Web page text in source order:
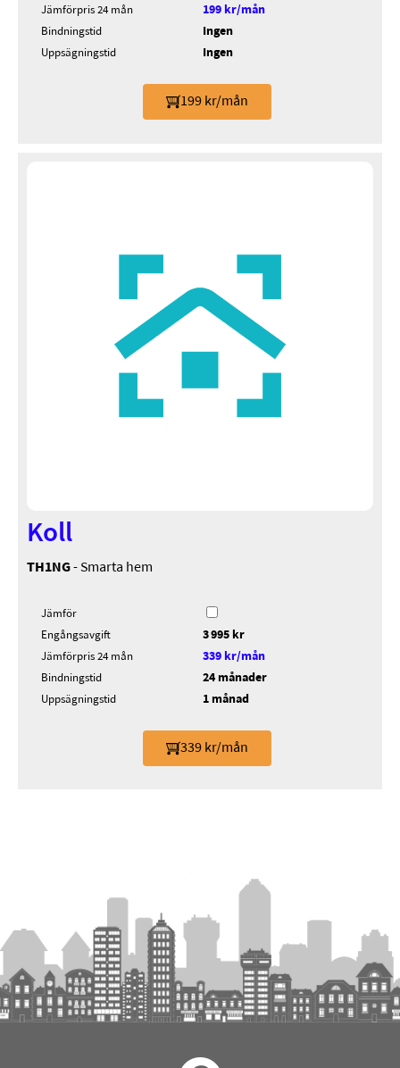
Jämförpris 24 mån 199 kr/mån
Bindningstid Ingen
Uppsägningstid Ingen
199 kr/mån
Koll
TH1NG- Smarta hem
Jämför
Engångsavgift
3 995 kr
Jämförpris 24 mån 339 kr/mån
Bindningstid 24 månader
Uppsägningstid 1 månad
339 kr/mån